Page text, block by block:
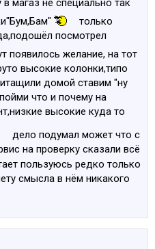
в магаз не специально так
только
посмотрел
появилось желание, на тот
высокие колонки,типо
домой ставим "ну
что и почему на
высокие куда то
дело подумал может что с
на проверку сказали всё
пользуюсь редко только
смысла в нём никакого